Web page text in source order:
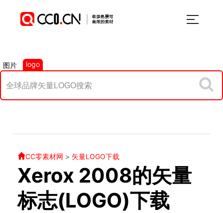
图片 logo
CC零素材网 > 矢量LOGO下载
Xerox 2008的矢量
标志(LOGO)下载